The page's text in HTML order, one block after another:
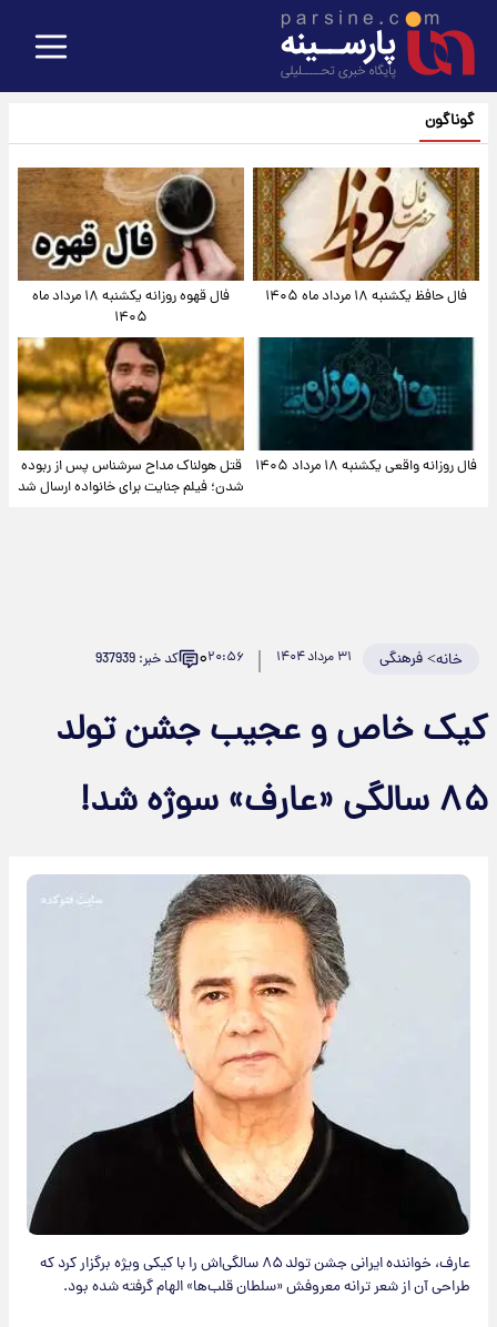
گوناگون
فال حافظ یکشنبه ۱۸ مرداد ماه ۱۴۰۵
فال قهوه روزانه یکشنبه ۱۸ مرداد ماه
۱۴۰۵
فال روزانه واقعی یکشنبه ۱۸ مرداد ۱۴۰۵
قتل هولناک مداح سرشناس پس از ربوده
شدن؛ فیلم جنایت برای خانواده ارسال شد
خانه>فرهنگی ۳۱ مرداد ۱۴۰۴ ۲۰:۵۶۰ کد خبر: 937939
کیک خاص و عجیب جشن تولد
۸۵ سالگی «عارف» سوژه شد!
عارف، خواننده ایرانی جشن تولد ۸۵ سالگی‌اش را با کیکی ویژه برگزار کرد که
طراحی آن از شعر ترانه معروفش «سلطان قلب‌ها» الهام گرفته شده بود.